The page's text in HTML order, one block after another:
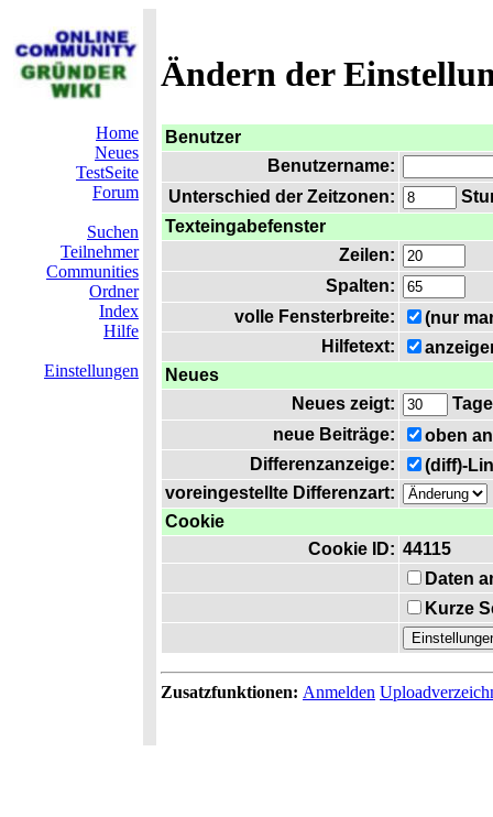
Ändern der
Home
Neues
TestSeite
Forum
Suchen
Teilnehmer
Communities
Ordner
Index
Hilfe
Einstellungen
Benutzer
Benutzername:
Unterschied der Zeitzonen:
Texteingabefenster
Zeilen:
Spalten:
volle Fensterbreite:
(nur
Hilfetext:
Neues
Neues zeigt:
Tage
neue Beiträge:
oben
Differenzanzeige:
(diff)-
voreingestellte Differenzart:
Cookie
Cookie ID: 44115
Daten
Kurze
Zusatzfunktionen: Anmelden